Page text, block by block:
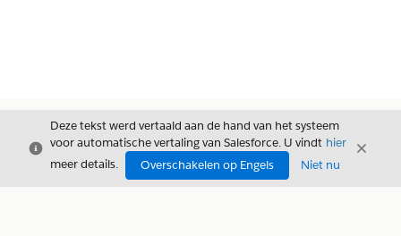
Sluiten
Deze tekst werd vertaald aan de hand van het systeem
voor automatische vertaling van Salesforce. U vindt hier
meer details.
Overschakelen op Engels Niet nu
Sluiten